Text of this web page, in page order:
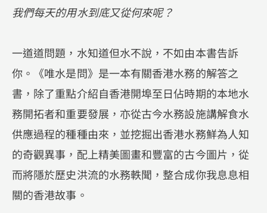
我們每天的用水到底又從何來呢？
一道道問題，水知道但水不說，不如由本書告訴
你。《唯水是問》是一本有關香港水務的解答之
書，除了重點介紹自香港開埠至日佔時期的本地水
務開拓者和重要發展，亦從古今水務設施講解食水
供應過程的種種由來，並挖掘出香港水務鮮為人知
的奇觀異事，配上精美圖畫和豐富的古今圖片，從
而將隱於歷史洪流的水務軼聞，整合成你我息息相
關的香港故事。